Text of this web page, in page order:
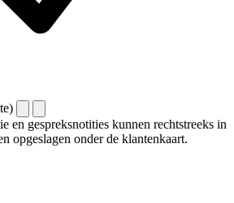
en gespreksnotities kunnen rechtstreeks in
opgeslagen onder de klantenkaart.